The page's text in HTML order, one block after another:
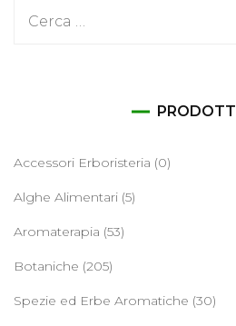
Ricerca
PRODOTTI
Accessori Erboristeria (0)
Alghe Alimentari (5)
Aromaterapia (53)
Botaniche (205)
Spezie ed Erbe Aromatiche (30)